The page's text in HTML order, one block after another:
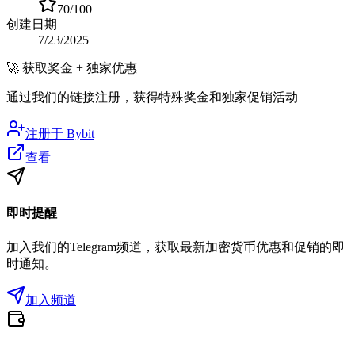
70/100
创建日期
7/23/2025
🚀 获取奖金 + 独家优惠
通过我们的链接注册，获得特殊奖金和独家促销活动
注册于 Bybit
查看
即时提醒
加入我们的Telegram频道，获取最新加密货币优惠和促销的即
时通知。
加入频道